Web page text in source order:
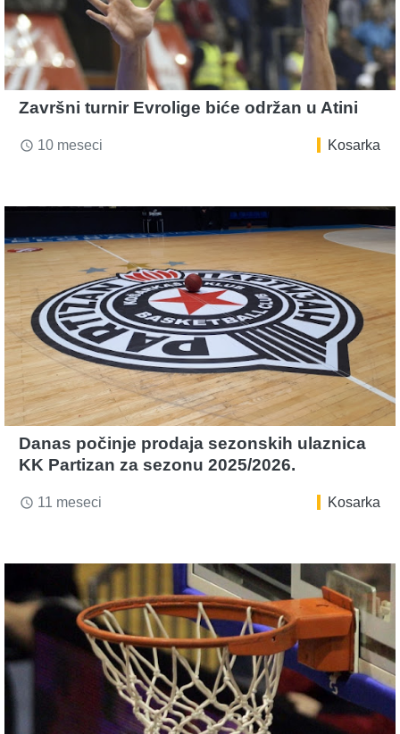
Završni turnir Evrolige biće održan u Atini
access_time 10 meseci Kosarka
Danas počinje prodaja sezonskih ulaznica
KK Partizan za sezonu 2025/2026.
access_time 11 meseci Kosarka